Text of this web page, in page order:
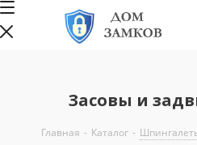
Засовы и
Главная - Каталог -